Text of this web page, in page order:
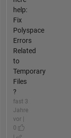
help:
Fix
Polyspace
Errors
Related
to
Temporary
Files
?
fast 3
Jahre
vor |
0